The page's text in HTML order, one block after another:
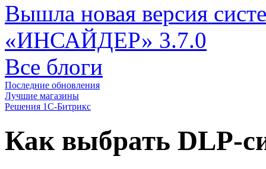
Вышла новая версия
«ИНСАЙДЕР» 3.7.0
Все блоги
Последние обновления
Лучшие магазины
Решения 1С-Битрикс
Как выбрать DLP-